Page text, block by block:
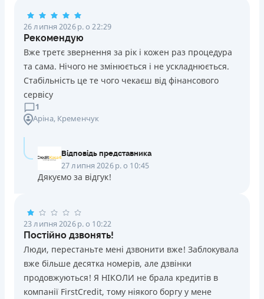
Погашення
Оплата на розрахунковий рахунок
Онлайн (через сайт або інтернет-банкінг)
Через термінали Приватбанку
Через термінали самообслуговування
Ліцензія НБУ
Ліцензія переоформлена 14.03.2024 р.
Вся інформація про кредит
ОТРИМАТИ ПОЗИКУ
26 липня 2026 р. о 22:29
Рекомендую
Вже третє звернення за рік і кожен раз процедура
та сама. Нічого не змінюється і не ускладнюється.
Стабільність це те чого чекаєш від фінансового
сервісу
1
Аріна, Кременчук
Відповідь представника
27 липня 2026 р. о 10:45
Дякуємо за відгук!
23 липня 2026 р. о 10:22
Постійно дзвонять!
Люди, перестаньте мені дзвонити вже! Заблокувала
вже більше десятка номерів, але дзвінки
продовжуються! Я НІКОЛИ не брала кредитів в
компанії FirstCredit, тому ніякого боргу у мене